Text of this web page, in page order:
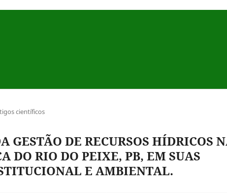
científicos
GESTÃO DE RECURSOS HÍDRICOS
DO RIO DO PEIXE, PB, EM SUAS
E AMBIENTAL.